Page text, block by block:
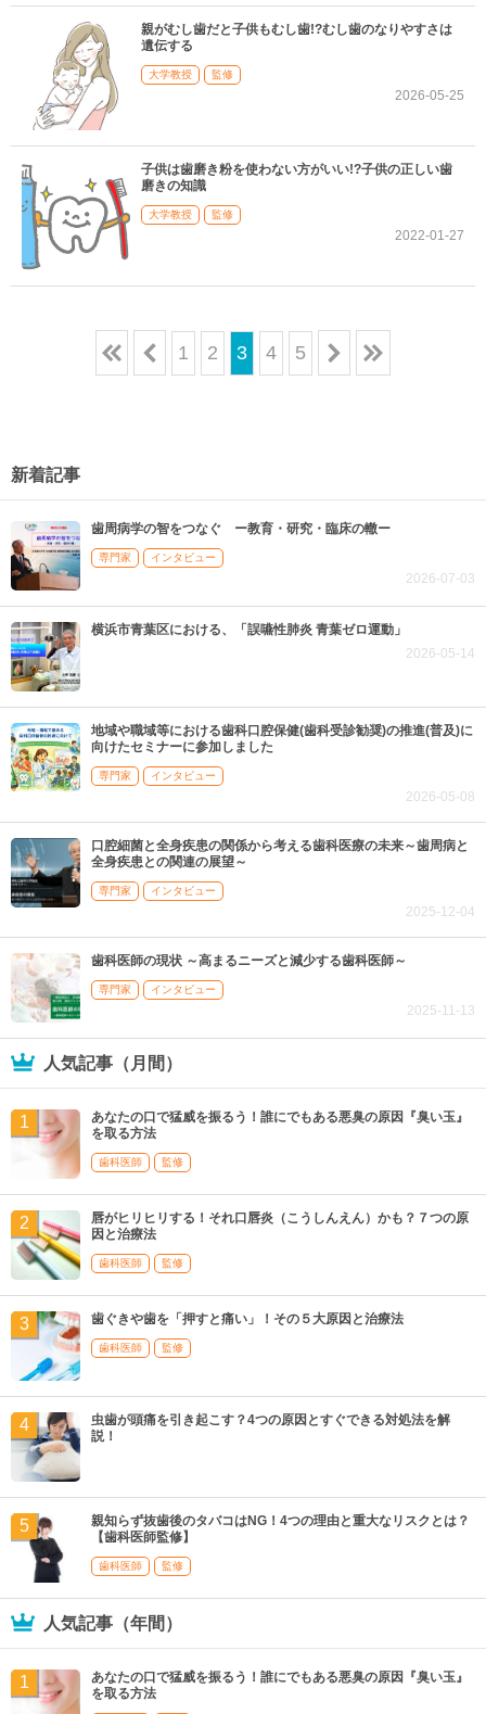
親がむし歯だと子供もむし歯!?むし歯のなりやすさは
遺伝する
大学教授 監修
2026-05-25
子供は歯磨き粉を使わない方がいい!?子供の正しい歯
磨きの知識
大学教授 監修
2022-01-27
1 2 3 4
5
新着記事
歯周病学の智をつなぐ ー教育・研究・臨床の轍ー
専門家 インタビュー
2026-07-03
横浜市青葉区における、「誤嚥性肺炎 青葉ゼロ運動」
2026-05-14
地域や職域等における歯科口腔保健(歯科受診勧奨)の推進(普及)に
向けたセミナーに参加しました
専門家 インタビュー
2026-05-08
口腔細菌と全身疾患の関係から考える歯科医療の未来～歯周病と
全身疾患との関連の展望～
専門家 インタビュー
2025-12-04
歯科医師の現状 ～高まるニーズと減少する歯科医師～
専門家 インタビュー
2025-11-13
人気記事（月間）
あなたの口で猛威を振るう！誰にでもある悪臭の原因『臭い玉』
を取る方法
歯科医師 監修
唇がヒリヒリする！それ口唇炎（こうしんえん）かも？７つの原
因と治療法
歯科医師 監修
歯ぐきや歯を「押すと痛い」！その５大原因と治療法
歯科医師 監修
虫歯が頭痛を引き起こす？4つの原因とすぐできる対処法を解
説！
親知らず抜歯後のタバコはNG！4つの理由と重大なリスクとは？
【歯科医師監修】
歯科医師 監修
人気記事（年間）
あなたの口で猛威を振るう！誰にでもある悪臭の原因『臭い玉』
を取る方法